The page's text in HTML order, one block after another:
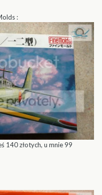
:
140 złotych, u mnie 99